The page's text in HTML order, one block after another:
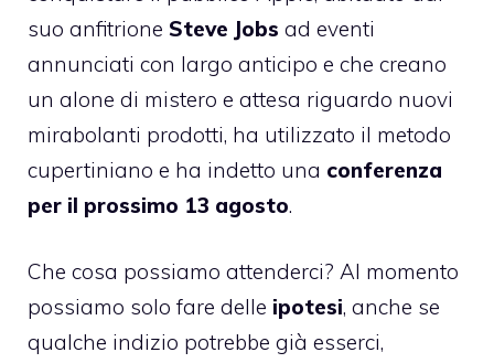
suo anfitrione Steve Jobs ad eventi
annunciati con largo anticipo e che creano
un alone di mistero e attesa riguardo nuovi
mirabolanti prodotti, ha utilizzato il metodo
cupertiniano e ha indetto una conferenza
per il prossimo 13 agosto.
Che cosa possiamo attenderci? Al momento
possiamo solo fare delle ipotesi, anche se
qualche indizio potrebbe già esserci,